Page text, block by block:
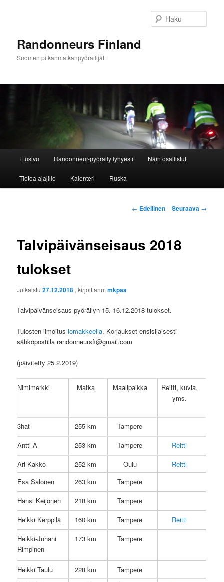
Randonneurs Finland
Suomen pitkänmatkanpyöräilijät
Etusivu Randonneur-pyöräily lyhyesti Näin osallistut
Tietoa ajajille Kalenteri Ruska
Artikkelien
← Edellinen Seuraava →
Talvipäivänseisaus 2018
tulokset
Julkaistu27.12.2018 , kirjoittanutmkpaa
Talvipäivänseisaus-pyöräilyn 15.-16.12.2018 tulokset.
Tulosten ilmoituslomakkeella. Korjaukset ensisijaisesti
sähköpostilla randonneursfi@gmail.com
(päivitetty 25.2.2019)
Nimimerkki Matka Maalipaikka
Reitti, kuvia,
yms.
3hat 255 km
Tampere
Antti A
253 km Tampere
Reitti
Ari Kakko
252 km Oulu
Reitti
Esa Salonen
263 km
Tampere
Hansi Keijonen
218 km
Tampere
Heikki Kerppilä
160 km Tampere
Reitti
Heikki-Juhani
Rimpinen
173 km Tampere
Heikki Taulu 228 km
Tampere